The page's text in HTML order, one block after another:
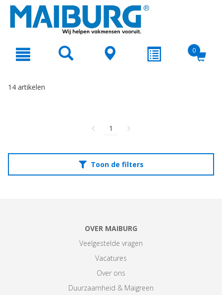
text.skipToNavigation
0
14 artikelen
1
Toon de filters
OVER MAIBURG
Veelgestelde vragen
Vacatures
Over ons
Duurzaamheid & Maigreen